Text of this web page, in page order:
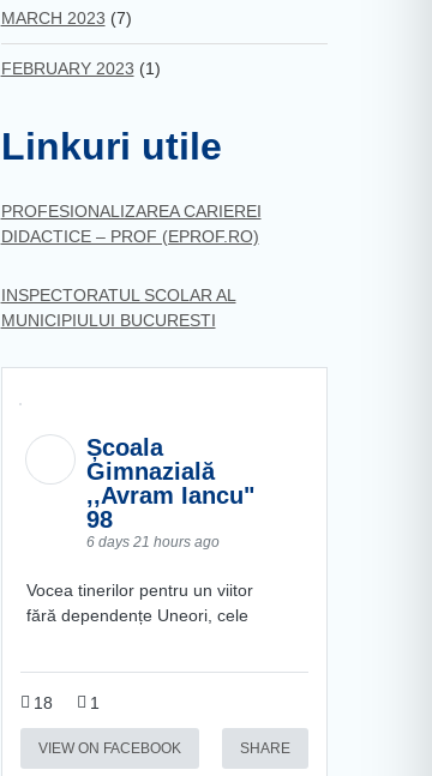
MARCH 2023 (7)
FEBRUARY 2023 (1)
Linkuri utile
PROFESIONALIZAREA CARIEREI
DIDACTICE – PROF (EPROF.RO)
INSPECTORATUL SCOLAR AL
MUNICIPIULUI BUCURESTI
Școala
Gimnazială
,,Avram Iancu"
98
6 days 21 hours ago
Vocea tinerilor pentru un viitor
fără dependențe Uneori, cele
18 1
VIEW ON FACEBOOK SHARE